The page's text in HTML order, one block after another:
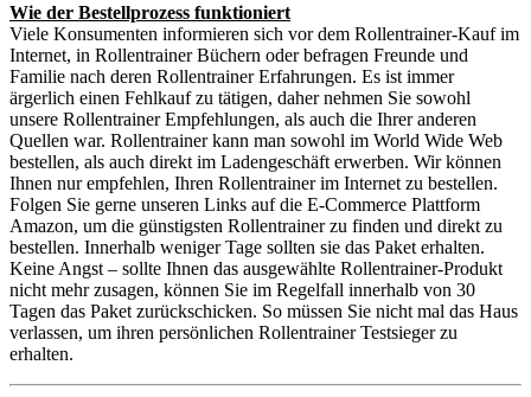
Wie der Bestellprozess funktioniert
Viele Konsumenten informieren sich vor dem Rollentrainer-Kauf im
Internet, in Rollentrainer Büchern oder befragen Freunde und
Familie nach deren Rollentrainer Erfahrungen. Es ist immer
ärgerlich einen Fehlkauf zu tätigen, daher nehmen Sie sowohl
unsere Rollentrainer Empfehlungen, als auch die Ihrer anderen
Quellen war. Rollentrainer kann man sowohl im World Wide Web
bestellen, als auch direkt im Ladengeschäft erwerben. Wir können
Ihnen nur empfehlen, Ihren Rollentrainer im Internet zu bestellen.
Folgen Sie gerne unseren Links auf die E-Commerce Plattform
Amazon, um die günstigsten Rollentrainer zu finden und direkt zu
bestellen. Innerhalb weniger Tage sollten sie das Paket erhalten.
Keine Angst – sollte Ihnen das ausgewählte Rollentrainer-Produkt
nicht mehr zusagen, können Sie im Regelfall innerhalb von 30
Tagen das Paket zurückschicken. So müssen Sie nicht mal das Haus
verlassen, um ihren persönlichen Rollentrainer Testsieger zu
erhalten.